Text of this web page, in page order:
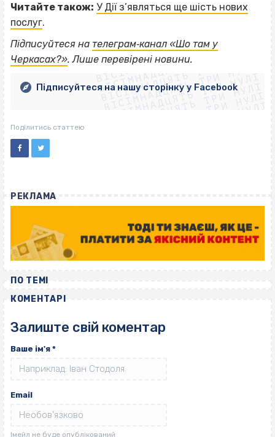
Читайте також: У Дії з’являться ще шість нових
послуг.
Підписуйтеся на телеграм‐канал «Шо там у
Черкасах?». Лише перевірені новини.
ВІСІМНАДЦЯТЬ ТРИ НУЛІ
ВІСІМНАДЦЯТЬ ТРИ НУЛІ
ВІСІМНАДЦЯТЬ ТРИ НУЛІ
ВІСІМНАДЦЯТЬ ТРИ НУЛІ
ВІСІМНАДЦЯТЬ ТРИ НУЛІ
ВІСІМНАДЦЯТЬ ТРИ НУЛІ
ВІСІМНАДЦЯТЬ ТРИ НУЛІ
ВІСІМНАДЦЯТЬ ТРИ НУЛІ
Підписуйтеся на нашу сторінку у Facebook
Поділитись статтею
РЕКЛАМА
ПО ТЕМІ
КОМЕНТАРІ
Залиште свій коментар
Ваше ім'я *
Email